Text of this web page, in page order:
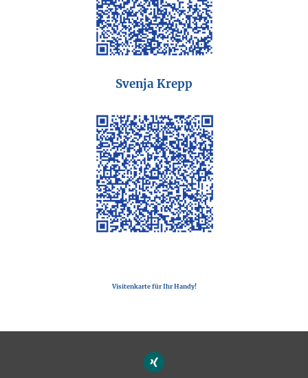
Svenja Krepp
Visitenkarte für Ihr Handy!